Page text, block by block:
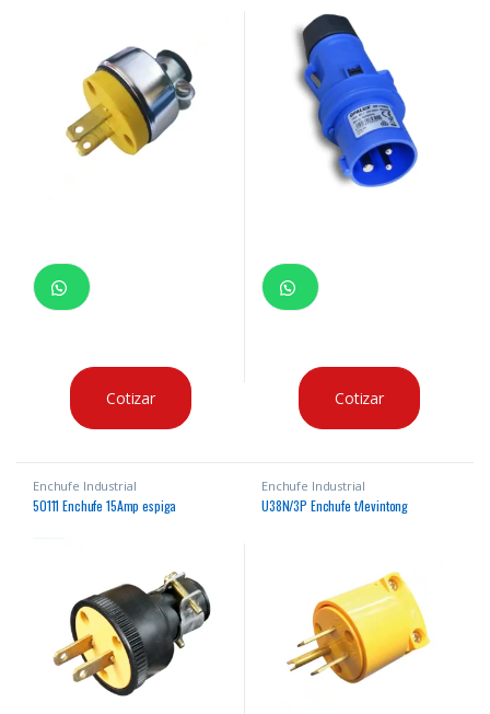
Cotizar Cotizar
Enchufe Industrial
50111 Enchufe 15Amp espiga
Enchufe Industrial
U38N/3P Enchufe t/levintong